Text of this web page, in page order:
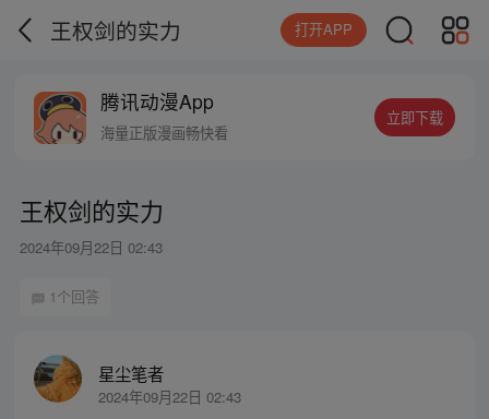
王权剑的实力 打开APP
腾讯动漫App
海量正版漫画畅快看
立即下载
王权剑的实力
2024年09月22日 02:43
1个回答
星尘笔者
2024年09月22日 02:43